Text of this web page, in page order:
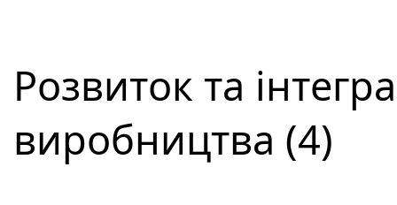
Розвиток та
виробництва (4)